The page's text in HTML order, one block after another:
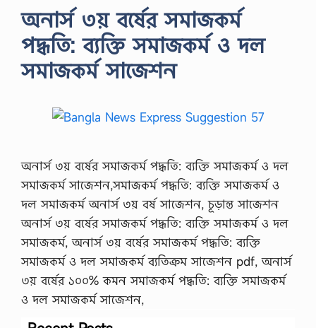
অনার্স ৩য় বর্ষের সমাজকর্ম
পদ্ধতি: ব্যক্তি সমাজকর্ম ও দল
সমাজকর্ম সাজেশন
অনার্স ৩য় বর্ষের সমাজকর্ম পদ্ধতি: ব্যক্তি সমাজকর্ম ও দল
সমাজকর্ম সাজেশন,সমাজকর্ম পদ্ধতি: ব্যক্তি সমাজকর্ম ও
দল সমাজকর্ম অনার্স ৩য় বর্ষ সাজেশন, চূড়ান্ত সাজেশন
অনার্স ৩য় বর্ষের সমাজকর্ম পদ্ধতি: ব্যক্তি সমাজকর্ম ও দল
সমাজকর্ম, অনার্স ৩য় বর্ষের সমাজকর্ম পদ্ধতি: ব্যক্তি
সমাজকর্ম ও দল সমাজকর্ম ব্যতিক্রম সাজেশন pdf, অনার্স
৩য় বর্ষের ১০০% কমন সমাজকর্ম পদ্ধতি: ব্যক্তি সমাজকর্ম
ও দল সমাজকর্ম সাজেশন,